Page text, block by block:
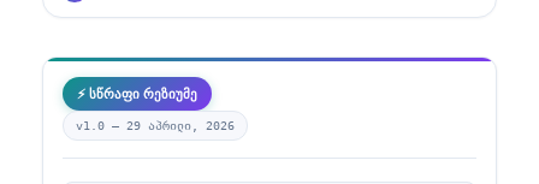
⚡ სწრაფი რეზიუმე
v1.0 — 29 აპრილი, 2026